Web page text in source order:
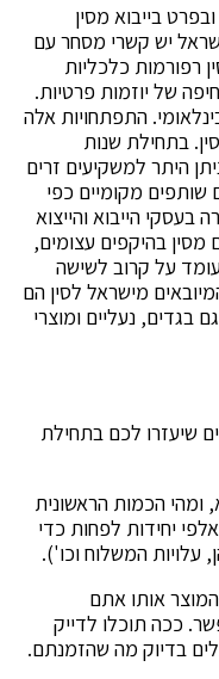
בייבוא מסין
יש קשרי מסחר עם
החלו בסין רפורמות כלכליות
של יוזמות פרטיות.
התפתחויות אלה
בתחילת שנות
היתר למשקיעים זרים
שותפים מקומיים כפי
הייבוא והייצוא
מסין בהיקפים עצומים,
עומד על קרוב לשישה
מישראל לסין הם
בגדים, נעליים ומוצרי
שיעזרו לכם בתחילת
ומהי הכמות הראשונית
יחידות לפחות כדי
המשלוח וכו').
אותו אתם
ככה תוכלו לדייק
בדיוק מה שהזמנתם.